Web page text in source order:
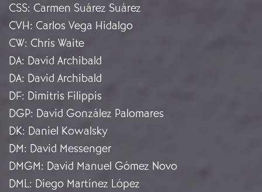
CSS: Carmen Suárez Suárez
CVH: Carlos Vega Hidalgo
CW: Chris Waite
DA: David Archibald
DA: David Archibald
DF: Dimitris Filippis
DGP: David González Palomares
DK: Daniel Kowalsky
DM: David Messenger
DMGM: David Manuel Gómez Novo
DML: Diego Martínez López